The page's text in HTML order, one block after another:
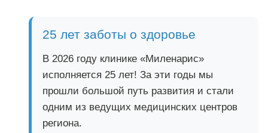
25 лет заботы о здоровье
В 2026 году клинике «Миленарис»
исполняется 25 лет! За эти годы мы
прошли большой путь развития и стали
одним из ведущих медицинских центров
региона.